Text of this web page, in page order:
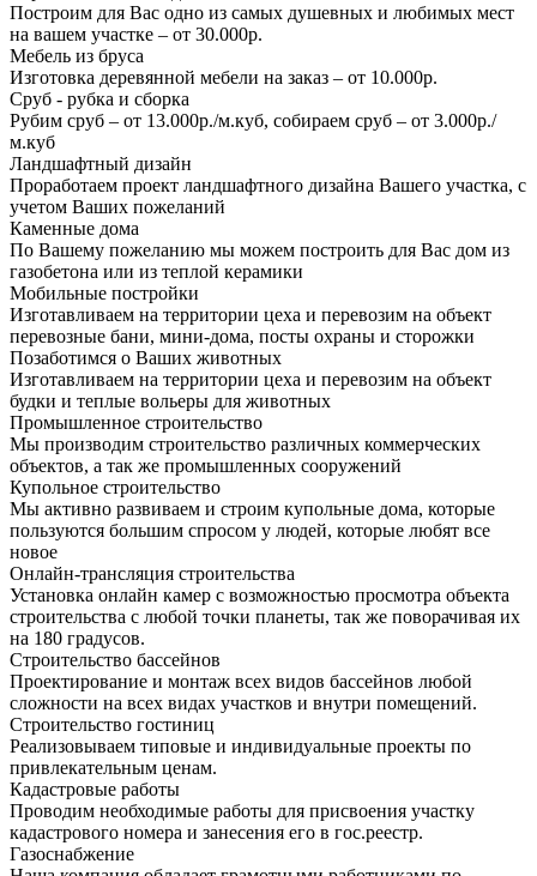
Построим для Вас одно из самых душевных и любимых мест
на вашем участке – от 30.000р.
Мебель из бруса
Изготовка деревянной мебели на заказ – от 10.000р.
Сруб - рубка и сборка
Рубим сруб – от 13.000р./м.куб, собираем сруб – от 3.000р./
м.куб
Ландшафтный дизайн
Проработаем проект ландшафтного дизайна Вашего участка, с
учетом Ваших пожеланий
Каменные дома
По Вашему пожеланию мы можем построить для Вас дом из
газобетона или из теплой керамики
Мобильные постройки
Изготавливаем на территории цеха и перевозим на объект
перевозные бани, мини-дома, посты охраны и сторожки
Позаботимся о Ваших животных
Изготавливаем на территории цеха и перевозим на объект
будки и теплые вольеры для животных
Промышленное строительство
Мы производим строительство различных коммерческих
объектов, а так же промышленных сооружений
Купольное строительство
Мы активно развиваем и строим купольные дома, которые
пользуются большим спросом у людей, которые любят все
новое
Онлайн-трансляция строительства
Установка онлайн камер с возможностью просмотра объекта
строительства с любой точки планеты, так же поворачивая их
на 180 градусов.
Строительство бассейнов
Проектирование и монтаж всех видов бассейнов любой
сложности на всех видах участков и внутри помещений.
Строительство гостиниц
Реализовываем типовые и индивидуальные проекты по
привлекательным ценам.
Кадастровые работы
Проводим необходимые работы для присвоения участку
кадастрового номера и занесения его в гос.реестр.
Газоснабжение